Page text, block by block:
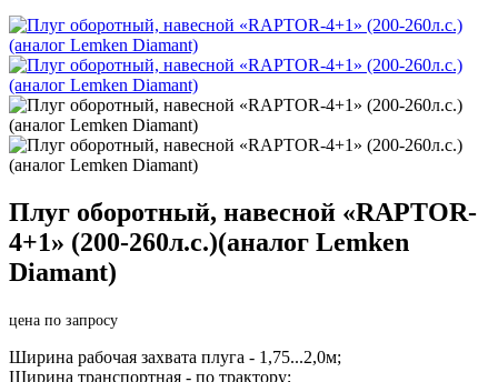
Плуг оборотный, навесной «RAPTOR-
4+1» (200-260л.с.)(аналог Lemken
Diamant)
цена по запросу
Ширина рабочая захвата плуга - 1,75...2,0м;
Ширина транспортная - по трактору;